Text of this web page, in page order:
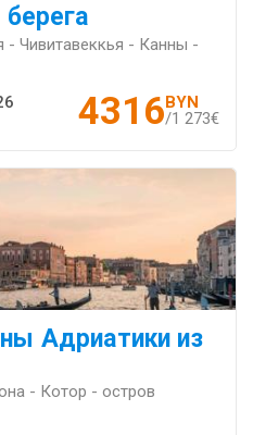
- Чивитавеккья - Канны -
4316 BYN
/1 273€
Адриатики из
- Котор - остров